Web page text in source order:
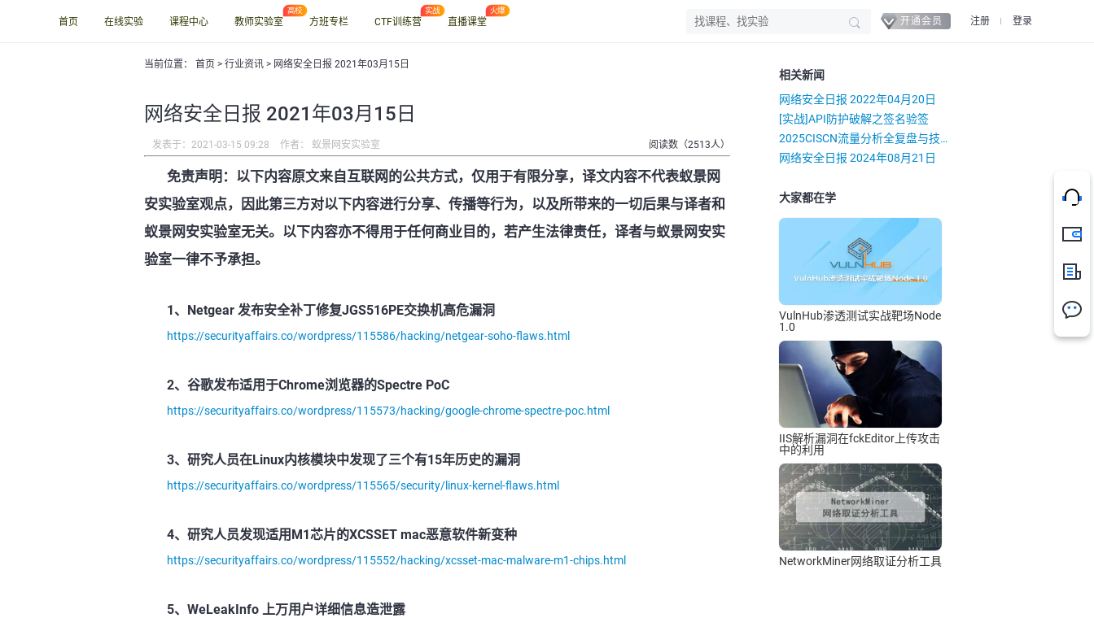
首页 在线实验 课程中心 教师实验室 方班专栏 CTF训练营 直播课堂 开通会员 注册 登录
当前位置： 首页 > 行业资讯 > 网络安全日报 2021年03月15日
网络安全日报 2021年03月15日
发表于：2021-03-15 09:28 作者： 蚁景网安实验室 阅读数（2513人）
免责声明：以下内容原文来自互联网的公共方式，仅用于有限分享，译文内容不代表蚁景网
安实验室观点，因此第三方对以下内容进行分享、传播等行为，以及所带来的一切后果与译者和
蚁景网安实验室无关。以下内容亦不得用于任何商业目的，若产生法律责任，译者与蚁景网安实
验室一律不予承担。
1、Netgear 发布安全补丁修复JGS516PE交换机高危漏洞
https://securityaffairs.co/wordpress/115586/hacking/netgear-soho-flaws.html
2、谷歌发布适用于Chrome浏览器的Spectre PoC
https://securityaffairs.co/wordpress/115573/hacking/google-chrome-spectre-poc.html
3、研究人员在Linux内核模块中发现了三个有15年历史的漏洞
https://securityaffairs.co/wordpress/115565/security/linux-kernel-flaws.html
4、研究人员发现适用M1芯片的XCSSET mac恶意软件新变种
https://securityaffairs.co/wordpress/115552/hacking/xcsset-mac-malware-m1-chips.html
5、WeLeakInfo 上万用户详细信息造泄露
相关新闻
网络安全日报 2022年04月20日
[实战]API防护破解之签名验签
2025CISCN流量分析全复盘与技法总结
网络安全日报 2024年08月21日
大家都在学
VulnHub渗透测试实战靶场Node
1.0
IIS解析漏洞在fckEditor上传攻击
中的利用
NetworkMiner网络取证分析工具